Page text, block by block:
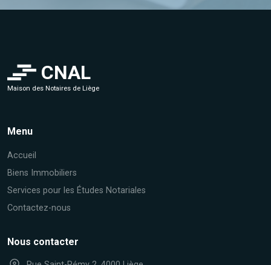
CNAL
Maison des Notaires de Liège
Menu
Accueil
Biens Immobiliers
Services pour les Études Notariales
Contactez-nous
Nous contacter